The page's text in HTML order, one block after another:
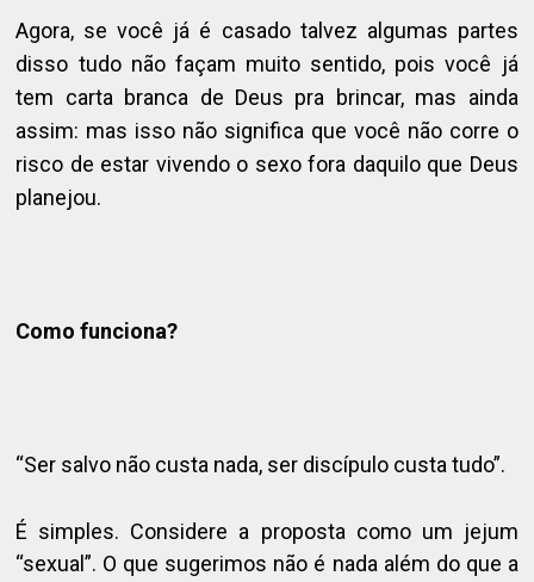
Agora, se você já é casado talvez algumas partes
disso tudo não façam muito sentido, pois você já
tem carta branca de Deus pra brincar, mas ainda
assim: mas isso não significa que você não corre o
risco de estar vivendo o sexo fora daquilo que Deus
planejou.
Como funciona?
“Ser salvo não custa nada, ser discípulo custa tudo”.
É simples. Considere a proposta como um jejum
“sexual”. O que sugerimos não é nada além do que a